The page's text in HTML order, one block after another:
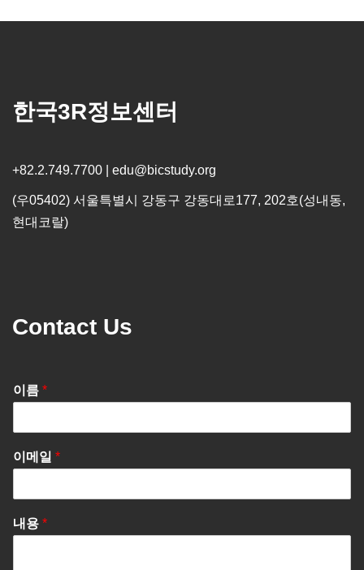
한국3R정보센터
+82.2.749.7700 | edu@bicstudy.org
(우05402) 서울특별시 강동구 강동대로177, 202호(성내동,
현대코랄)
Contact Us
이름 *
이메일 *
내용 *